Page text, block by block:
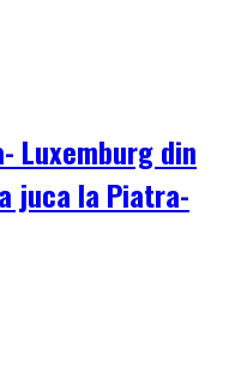
Luxemburg din
juca la Piatra-